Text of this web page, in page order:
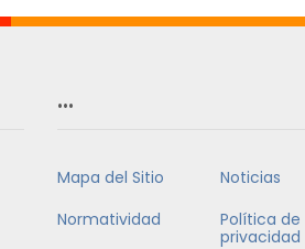
…
Mapa del Sitio
Noticias
Normatividad
Política de
privacidad